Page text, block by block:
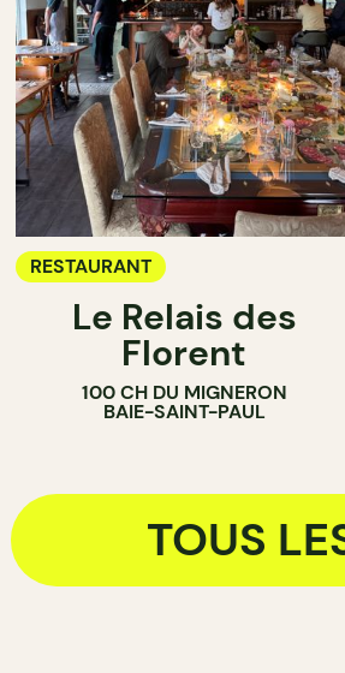
RESTAURANT
Le Relais des
Florent
100 CH DU MIGNERON
BAIE-SAINT-PAUL
TOUS